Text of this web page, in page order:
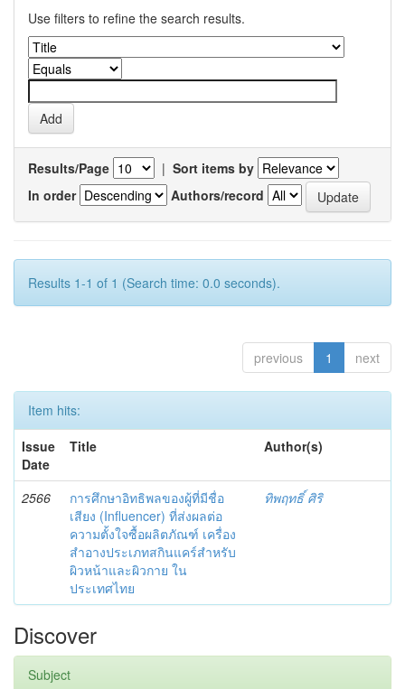
Use filters to refine the search results.
Results/Page | Sort items by
In order
Authors/record
Results 1-1 of 1 (Search time: 0.0 seconds).
previous 1 next
Item hits:
Issue
Date
Title Author(s)
2566
การศึกษาอิทธิพลของผู้ที่มีชื่อ
เสียง (Influencer) ที่ส่งผลต่อ
ความตั้งใจซื้อผลิตภัณฑ์ เครื่อง
สำอางประเภทสกินแคร์สำหรับ
ผิวหน้าและผิวกาย ใน
ประเทศไทย
ทิพฤทธิ์ ศิริ
Discover
Subject